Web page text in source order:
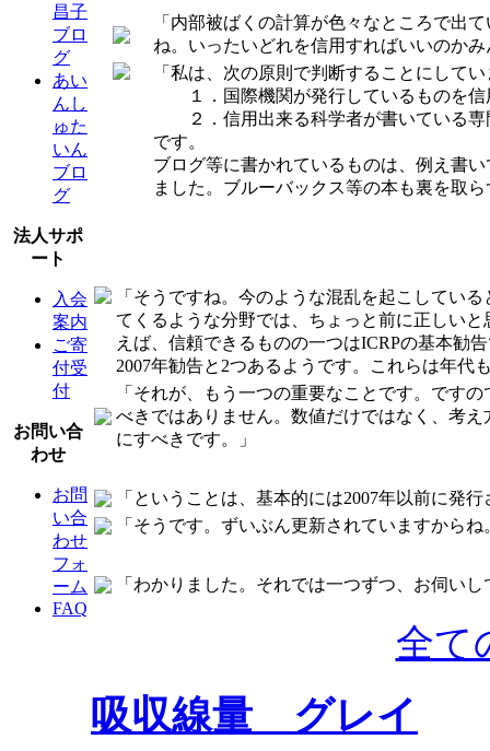
昌子
ブロ
グ
あい
んし
ゅた
いん
ブロ
グ
法人サポ
ート
入会
案内
ご寄
付受
付
お問い合
わせ
お問
い合
わせ
フォ
ーム
FAQ
「内部被ばくの計算が色々なところで出
ね。いったいどれを信用すればいいのか
「私は、次の原則で判断することにして
１．国際機関が発行しているものを信
２．信用出来る科学者が書いている専
です。
ブログ等に書かれているものは、例え書
ました。ブルーバックス等の本も裏を取
「そうですね。今のような混乱を起こしてい
てくるような分野では、ちょっと前に正しい
えば、信頼できるものの一つはICRPの基本勧
2007年勧告と2つあるようです。これらは年
「それが、もう一つの重要なことです。です
べきではありません。数値だけではなく、考
にすべきです。」
「ということは、基本的には2007年以前に発
「そうです。ずいぶん更新されていますからね
「わかりました。それでは一つずつ、お伺い
全て
吸収線量 グレイ